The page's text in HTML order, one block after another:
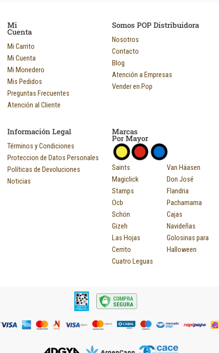
Mi
Cuenta
Mi Carrito
Mi Cuenta
Mi Monedero
Mis Pedidos
Preguntas Frecuentes
Atención al Cliente
Somos POP Distribuidora
Nosotros
Contacto
Blog
Atención a Empresas
Vender en Pop
Información Legal
Términos y Condiciones
Proteccion de Datos Personales
Políticas de Devoluciones
Noticias
Marcas
Por Mayor
Saints
Magiclick
Stamps
Ocb
Schön
Gizeh
Las Hojas
Cerrito
Cuatro Leguas
Van Häasen
Don José
Flandria
Pachamama
Cajas
Navideñas
Golosinas para
Halloween